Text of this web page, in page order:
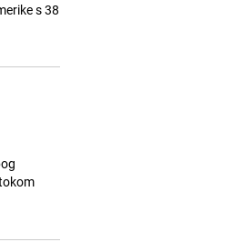
s 38